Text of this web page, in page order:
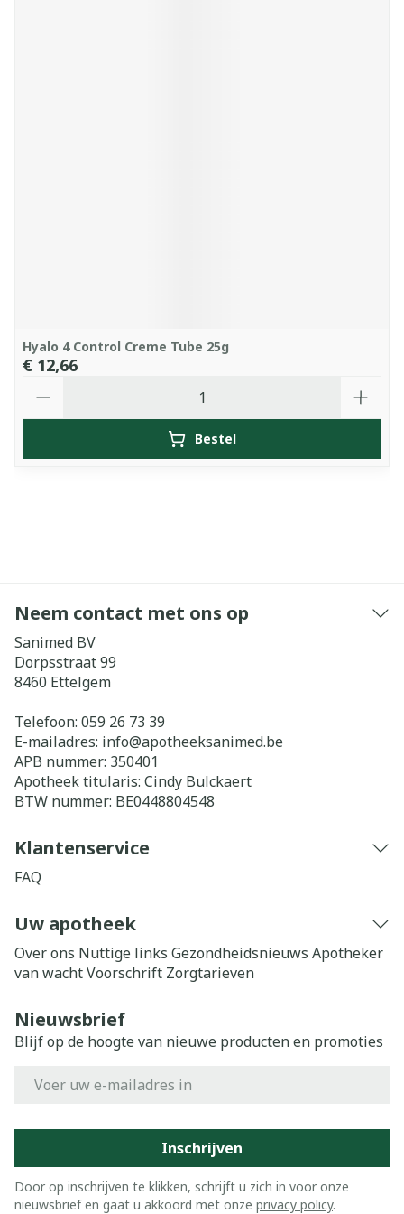
Hyalo 4 Control Creme Tube 25g
€ 12,66
Bestel
Neem contact met ons op
Sanimed BV
Dorpsstraat 99
8460 Ettelgem
Telefoon: 059 26 73 39
E-mailadres: info@apotheeksanimed.be
APB nummer: 350401
Apotheek titularis: Cindy Bulckaert
BTW nummer: BE0448804548
Klantenservice
FAQ
Uw apotheek
Over ons Nuttige links Gezondheidsnieuws Apotheker
van wachtVoorschrift Zorgtarieven
Nieuwsbrief
Blijf op de hoogte van nieuwe producten en promoties
Inschrijven
Door op inschrijven te klikken, schrijft u zich in voor onze
nieuwsbrief en gaat u akkoord met onze privacy policy.